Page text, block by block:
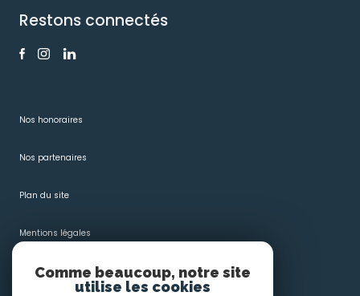
Restons connectés
Nos honoraires
Nos partenaires
Plan du site
Mentions légales
AdminComme beaucoup, notre site
utilise les cookies